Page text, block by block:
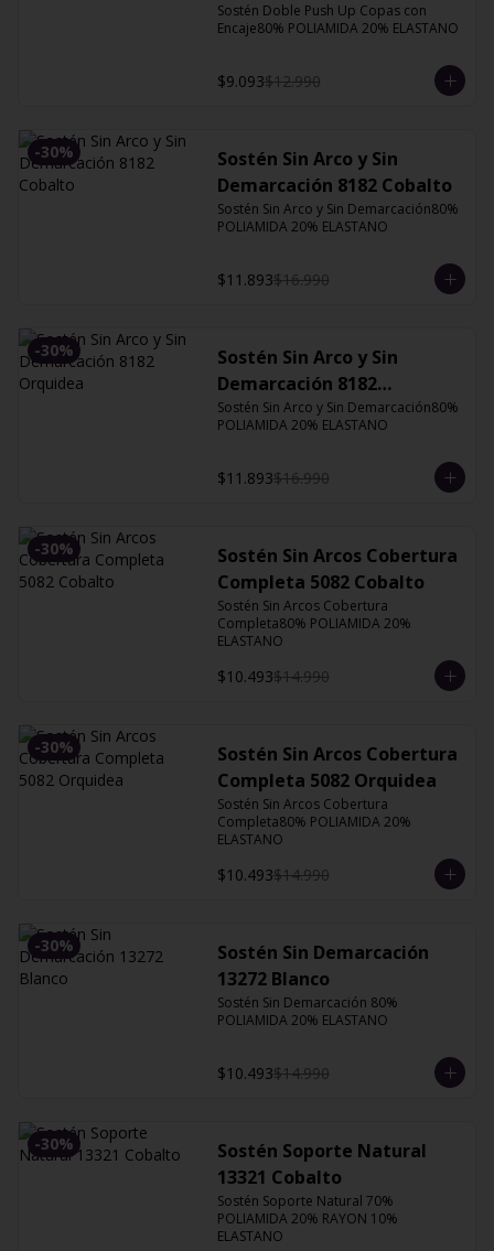
Orquidea
Sostén Doble Push Up Copas con
Encaje80% POLIAMIDA 20% ELASTANO
$9.093$12.990
-30%
Sostén Sin Arco y Sin
Demarcación 8182 Cobalto
Sostén Sin Arco y Sin Demarcación80%
POLIAMIDA 20% ELASTANO
$11.893$16.990
-30%
Sostén Sin Arco y Sin
Demarcación 8182
Orquidea
Sostén Sin Arco y Sin Demarcación80%
POLIAMIDA 20% ELASTANO
$11.893$16.990
-30%
Sostén Sin Arcos Cobertura
Completa 5082 Cobalto
Sostén Sin Arcos Cobertura
Completa80% POLIAMIDA 20%
ELASTANO
$10.493$14.990
-30%
Sostén Sin Arcos Cobertura
Completa 5082 Orquidea
Sostén Sin Arcos Cobertura
Completa80% POLIAMIDA 20%
ELASTANO
$10.493$14.990
-30%
Sostén Sin Demarcación
13272 Blanco
Sostén Sin Demarcación 80%
POLIAMIDA 20% ELASTANO
$10.493$14.990
-30%
Sostén Soporte Natural
13321 Cobalto
Sostén Soporte Natural 70%
POLIAMIDA 20% RAYON 10%
ELASTANO